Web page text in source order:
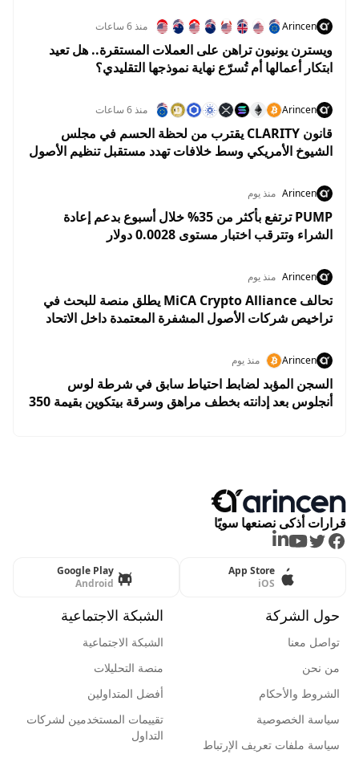
Arincen منذ 6 ساعات
ويسترن يونيون تراهن على العملات المستقرة.. هل تعيد
ابتكار أعمالها أم تُسرّع نهاية نموذجها التقليدي؟
Arincen منذ 6 ساعات
قانون CLARITY يقترب من لحظة الحسم في مجلس
الشيوخ الأمريكي وسط خلافات تهدد مستقبل تنظيم الأصول
Arincen منذ يوم
PUMP ترتفع بأكثر من 35% خلال أسبوع بدعم إعادة
الشراء وتترقب اختبار مستوى 0.0028 دولار
Arincen منذ يوم
تحالف MiCA Crypto Alliance يطلق منصة للبحث في
تراخيص شركات الأصول المشفرة المعتمدة داخل الاتحاد
Arincen منذ يوم
السجن المؤبد لضابط احتياط سابق في شرطة لوس
أنجلوس بعد إدانته بخطف مراهق وسرقة بيتكوين بقيمة 350
قرارات أذكى نصنعها سويًا
Facebook
Twitter
Youtube
LinkedIn
App Store
iOS
Google Play
Android
حول الشركة
تواصل معنا
من نحن
الشروط والأحكام
سياسة الخصوصية
سياسة ملفات تعريف الإرتباط
الشبكة الاجتماعية
الشبكة الاجتماعية
منصة التحليلات
أفضل المتداولين
تقييمات المستخدمين لشركات
التداول